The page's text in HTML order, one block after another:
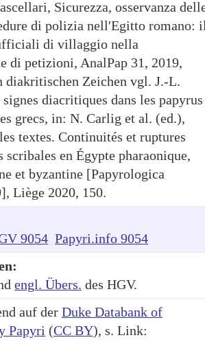
Sicurezza, osservanza
di polizia nell'Egitto romano:
di villaggio nella
di petizioni, AnalPap 31, 2019,
diakritischen Zeichen vgl. J.-L.
diacritiques dans les papyrus
grecs, in: N. Carlig et al. (ed.),
textes. Continuités et ruptures
scribales en Égypte pharaonique,
et byzantine [Papyrologica
Liège 2020, 150.
9054 Papyri.info 9054
engl. Übers. des HGV.
auf der Duke Databank of
Papyri (CC BY), s. Link: